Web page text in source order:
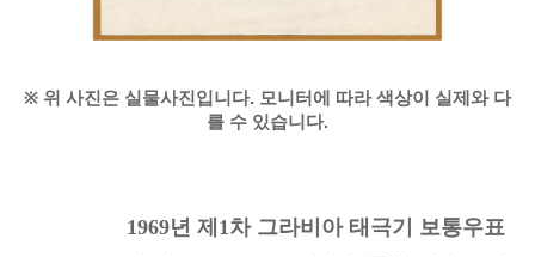
※ 위 사진은 실물사진입니다. 모니터에 따라 색상이 실제와 다
를 수 있습니다.
1969년 제1차 그라비아 태극기 보통우표